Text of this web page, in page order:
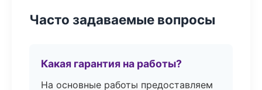
Часто задаваемые вопросы
Какая гарантия на работы?
На основные работы предоставляем